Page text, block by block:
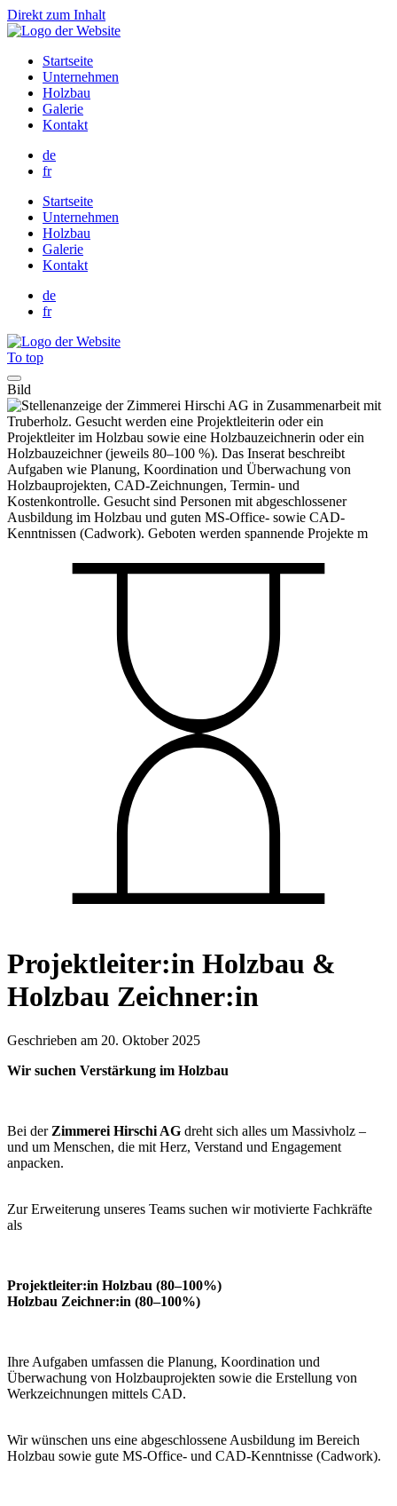
Direkt zum Inhalt
Startseite
Unternehmen
Holzbau
Galerie
Kontakt
de
fr
Startseite
Unternehmen
Holzbau
Galerie
Kontakt
de
fr
To top
Bild
Projektleiter:in Holzbau &
Holzbau Zeichner:in
Geschrieben am 20. Oktober 2025
Wir suchen Verstärkung im Holzbau
Bei der Zimmerei Hirschi AG dreht sich alles um Massivholz –
und um Menschen, die mit Herz, Verstand und Engagement
anpacken.
Zur Erweiterung unseres Teams suchen wir motivierte Fachkräfte
als
Projektleiter:in Holzbau (80–100%)
Holzbau Zeichner:in (80–100%)
Ihre Aufgaben umfassen die Planung, Koordination und
Überwachung von Holzbauprojekten sowie die Erstellung von
Werkzeichnungen mittels CAD.
Wir wünschen uns eine abgeschlossene Ausbildung im Bereich
Holzbau sowie gute MS-Office- und CAD-Kenntnisse (Cadwork).